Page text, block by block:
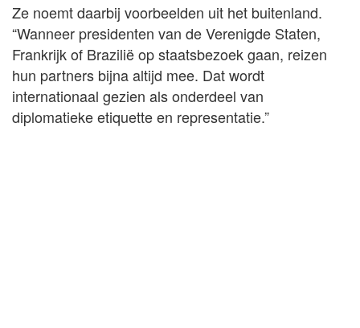
Ze noemt daarbij voorbeelden uit het buitenland.
“Wanneer presidenten van de Verenigde Staten,
Frankrijk of Brazilië op staatsbezoek gaan, reizen
hun partners bijna altijd mee. Dat wordt
internationaal gezien als onderdeel van
diplomatieke etiquette en representatie.”